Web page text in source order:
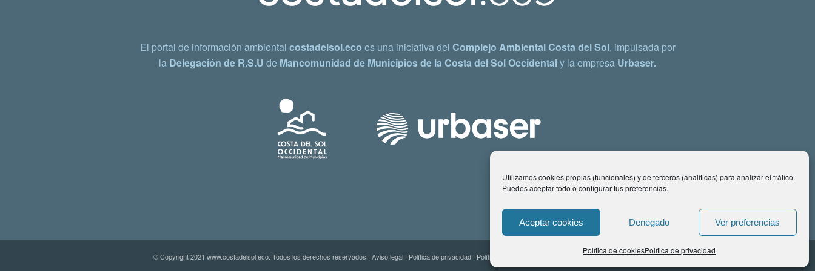
Utilizamos cookies propias (funcionales) y de terceros (analíticas) para analizar el tráfico.
Puedes aceptar todo o configurar tus preferencias.
Aceptar cookies Denegado Ver preferencias
Política de cookiesPolítica de privacidad
El portal de información ambiental costadelsol.eco es una iniciativa del Complejo Ambiental Costa del Sol, impulsada por
la Delegación de R.S.U de Mancomunidad de Municipios de la Costa del Sol Occidentaly la empresa Urbaser.
© Copyright 2021 www.costadelsol.eco. Todos los derechos reservados | Aviso legal| Política de privacidad| Política de Cookies | Contacto: comunicacion@costadelsol.eco